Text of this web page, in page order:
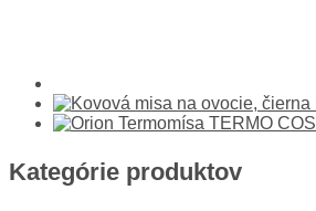
Kategórie produktov